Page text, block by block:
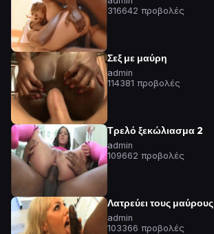
316642 προβολές
Σεξ με μαύρη
admin
114381 προβολές
Τρελό ξεκώλιασμα 2
admin
109662 προβολές
Λατρεύει τους μαύρους
admin
103366 προβολές